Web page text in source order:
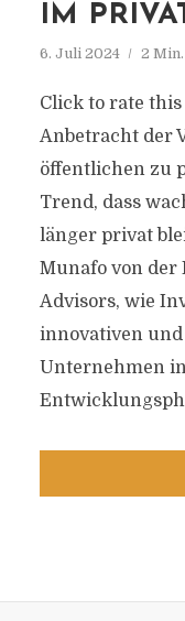
IM
6. Juli 2024 2
Click to rate
Anbetracht der
öffentlichen zu
Trend, dass
länger privat
Munafo von
Advisors, wie
innovativen
Unternehmen